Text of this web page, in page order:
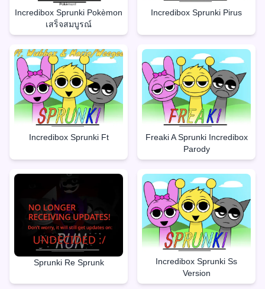
Incredibox Sprunki Pokèmon
เสร็จสมบูรณ์
Incredibox Sprunki Pirus
Incredibox Sprunki Ft
Freaki A Sprunki Incredibox
Parody
Sprunki Re Sprunk
Incredibox Sprunki Ss
Version